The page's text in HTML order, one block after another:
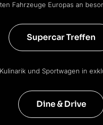
Fahrzeuge Europas an
Supercar Treffen
und Sportwagen in
Dine & Drive